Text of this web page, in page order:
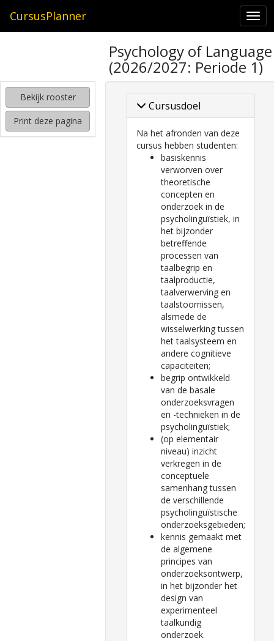
CursusPlanner
kijken
hoe
mijn
rooster
Psychology of Language
(2026/2027: Periode 1)
Bekijk rooster
Print deze pagina
Cursusdoel
Na het afronden van deze
cursus hebben studenten:
basiskennis
verworven over
theoretische
concepten en
onderzoek in de
psycholinguïstiek, in
het bijzonder
betreffende
processen van
taalbegrip en
taalproductie,
taalverwerving en
taalstoornissen,
alsmede de
wisselwerking tussen
het taalsysteem en
andere cognitieve
capaciteiten;
begrip ontwikkeld
van de basale
onderzoeksvragen
en -technieken in de
psycholinguïstiek;
(op elementair
niveau) inzicht
verkregen in de
conceptuele
samenhang tussen
de verschillende
psycholinguïstische
onderzoeksgebieden;
kennis gemaakt met
de algemene
principes van
onderzoeksontwerp,
in het bijzonder het
design van
experimenteel
taalkundig
onderzoek.